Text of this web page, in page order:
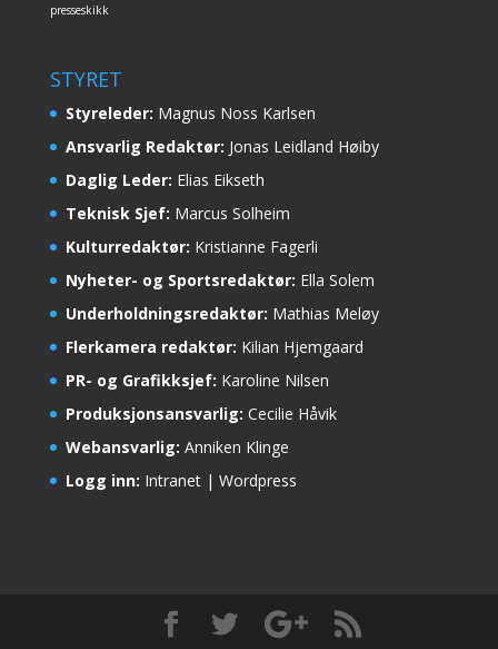
presseskikk
STYRET
Styreleder: Magnus Noss Karlsen
Ansvarlig Redaktør: Jonas Leidland Høiby
Daglig Leder: Elias Eikseth
Teknisk Sjef: Marcus Solheim
Kulturredaktør: Kristianne Fagerli
Nyheter- og Sportsredaktør: Ella Solem
Underholdningsredaktør: Mathias Meløy
Flerkamera redaktør: Kilian Hjemgaard
PR- og Grafikksjef: Karoline Nilsen
Produksjonsansvarlig: Cecilie Håvik
Webansvarlig: Anniken Klinge
Logg inn: Intranet| Wordpress